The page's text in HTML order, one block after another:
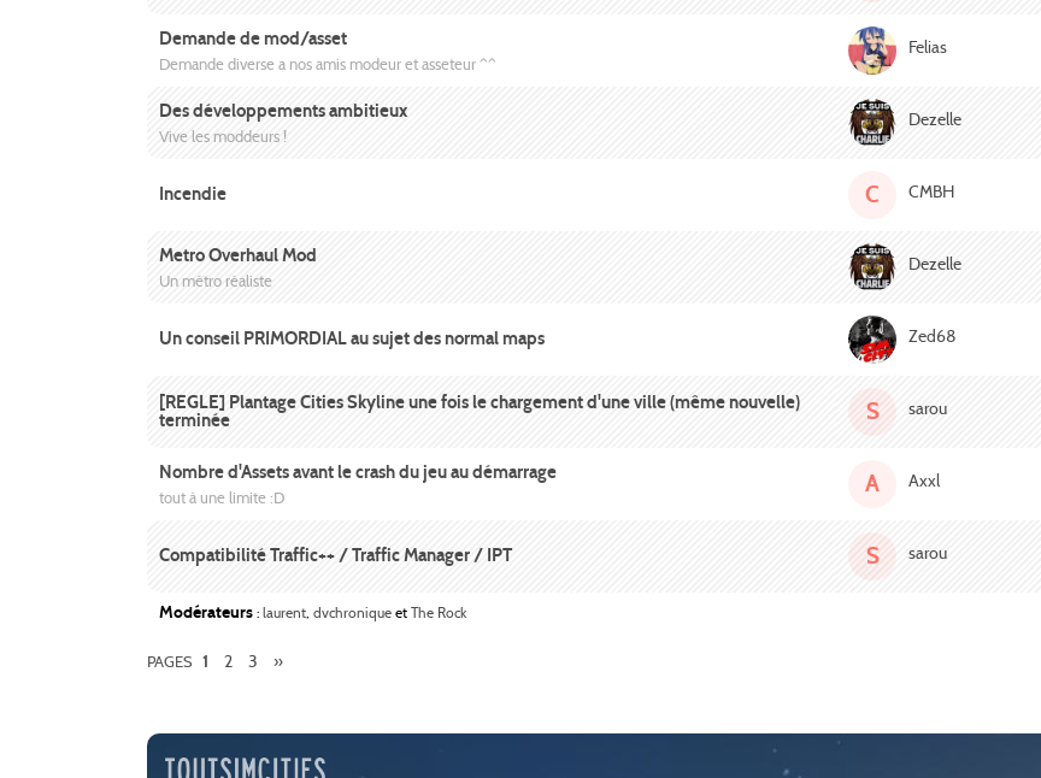
Demande de mod/asset
Demande diverse a nos amis modeur et asseteur ^^
Felias
Des développements ambitieux
Vive les moddeurs !
Dezelle
Incendie C CMBH
Metro Overhaul Mod
Un métro réaliste
Dezelle
Un conseil PRIMORDIAL au sujet des normal maps Zed68
[REGLE] Plantage Cities Skyline une fois le chargement d'une ville (même nouvelle)
terminée
S sarou
Nombre d'Assets avant le crash du jeu au démarrage
tout à une limite :D A Axxl
Compatibilité Traffic++ / Traffic Manager / IPT S sarou
Modérateurs : laurent, dvchronique et The Rock
PAGES 1 2 3 »